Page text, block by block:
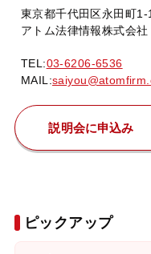
東京都千代田区永田町
アトム法律情報株式会社
TEL:03-6206-6536
MAIL:
説明会に申込み
ピックアップ